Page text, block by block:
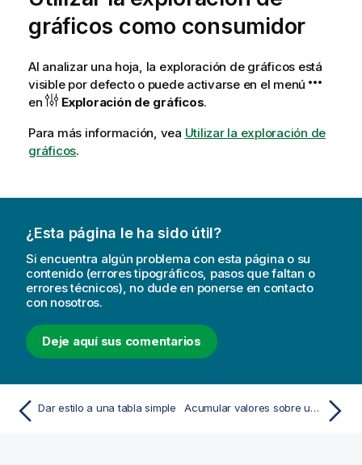
gráficos como consumidor
Al analizar una hoja, la exploración de gráficos está
visible por defecto o puede activarse en el menú
en
Exploración de gráficos.
Para más información, vea Utilizar la exploración de
gráficos.
¿Esta página le ha sido útil?
Si encuentra algún problema con esta página o su
contenido (errores tipográficos, pasos que faltan o
errores técnicos), no dude en ponerse en contacto
con nosotros.
Deje aquí sus comentarios
Dar estilo a una tabla simple Acumular valores sobre una dimensión en una tabla simple